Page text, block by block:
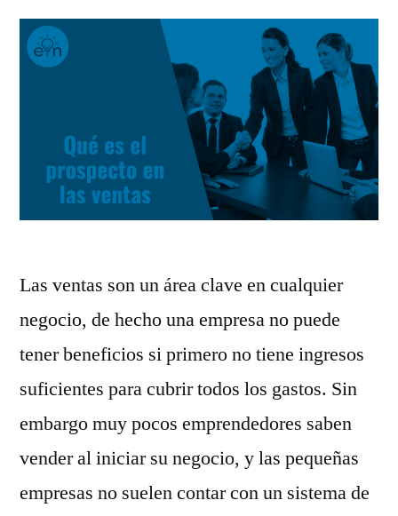
Las ventas son un área clave en cualquier
negocio, de hecho una empresa no puede
tener beneficios si primero no tiene ingresos
suficientes para cubrir todos los gastos. Sin
embargo muy pocos emprendedores saben
vender al iniciar su negocio, y las pequeñas
empresas no suelen contar con un sistema de